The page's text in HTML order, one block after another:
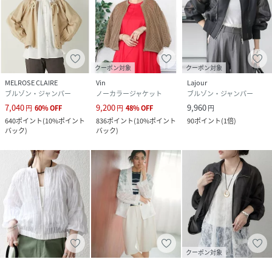
MELROSE CLAIRE
ブルゾン・ジャンパー
7,040円 60%OFF
640ポイント(10%ポイント
バック)
クーポン対象
Vin
ノーカラージャケット
9,200円 48%OFF
836ポイント(10%ポイント
バック)
クーポン対象
Lajour
ブルゾン・ジャンパー
9,960円
90ポイント(1倍)
クーポン対象